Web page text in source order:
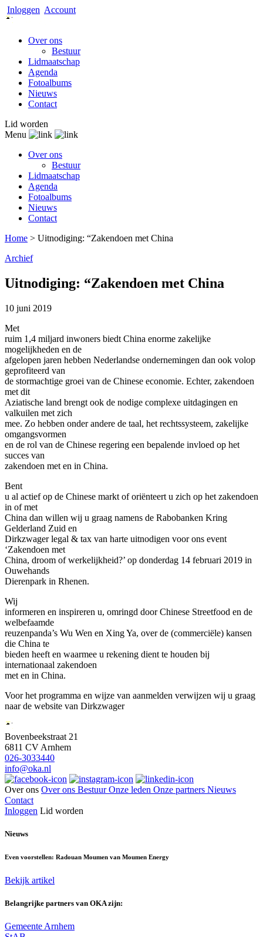
Inloggen Account
Over ons
Bestuur
Lidmaatschap
Agenda
Fotoalbums
Nieuws
Contact
Lid worden
Menu
Over ons
Bestuur
Lidmaatschap
Agenda
Fotoalbums
Nieuws
Contact
Home > Uitnodiging: “Zakendoen met China
Archief
Uitnodiging: “Zakendoen met China
10 juni 2019
Met
ruim 1,4 miljard inwoners biedt China enorme zakelijke
mogelijkheden en de
afgelopen jaren hebben Nederlandse ondernemingen dan ook volop
geprofiteerd van
de stormachtige groei van de Chinese economie. Echter, zakendoen
met dit
Aziatische land brengt ook de nodige complexe uitdagingen en
valkuilen met zich
mee. Zo hebben onder andere de taal, het rechtssysteem, zakelijke
omgangsvormen
en de rol van de Chinese regering een bepalende invloed op het
succes van
zakendoen met en in China.
Bent
u al actief op de Chinese markt of oriënteert u zich op het zakendoen
in of met
China dan willen wij u graag namens de Rabobanken Kring
Gelderland Zuid en
Dirkzwager legal & tax van harte uitnodigen voor ons event
‘Zakendoen met
China, droom of werkelijkheid?’ op donderdag 14 februari 2019 in
Ouwehands
Dierenpark in Rhenen.
Wij
informeren en inspireren u, omringd door Chinese Streetfood en de
welbefaamde
reuzenpanda’s Wu Wen en Xing Ya, over de (commerciële) kansen
die China te
bieden heeft en waarmee u rekening dient te houden bij
internationaal zakendoen
met en in China.
Voor het programma en wijze van aanmelden verwijzen wij u graag
naar de website van Dirkzwager
Bovenbeekstraat 21
6811 CV Arnhem
026-3033440
info@oka.nl
Over ons Over ons BestuurOnze leden Onze partners Nieuws
Contact
Inloggen Lid worden
Nieuws
Even voorstellen: Radouan Moumen van Moumen Energy
Bekijk artikel
Belangrijke partners van OKA zijn:
Gemeente Arnhem